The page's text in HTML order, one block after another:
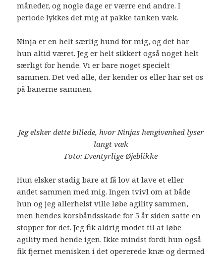
måneder, og nogle dage er værre end andre. I
periode lykkes det mig at pakke tanken væk.
Ninja er en helt særlig hund for mig, og det har
hun altid været. Jeg er helt sikkert også noget helt
særligt for hende. Vi er bare noget specielt
sammen. Det ved alle, der kender os eller har set os
på banerne sammen.
Jeg elsker dette billede, hvor Ninjas hengivenhed lyser
langt væk
Foto: Eventyrlige Øjeblikke
Hun elsker stadig bare at få lov at lave et eller
andet sammen med mig. Ingen tvivl om at både
hun og jeg allerhelst ville løbe agility sammen,
men hendes korsbåndsskade for 5 år siden satte en
stopper for det. Jeg fik aldrig modet til at løbe
agility med hende igen. Ikke mindst fordi hun også
fik fjernet menisken i det opererede knæ og dermed